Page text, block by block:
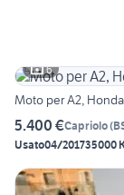
6
Moto per A2,
5.400 €Capriolo(
Usato04/201735000